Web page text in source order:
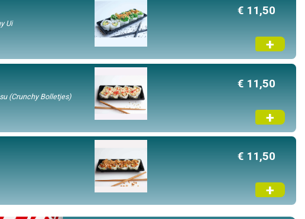
Ui
€ 11,50
+
(Crunchy Bolletjes)
€ 11,50
+
€ 11,50
+